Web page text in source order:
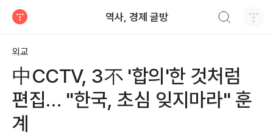
역사, 경제 글방
외교
中CCTV, 3不 '합의'한 것처럼
편집… "한국, 초심 잊지마라" 훈
계